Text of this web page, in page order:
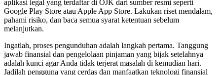
aplikasi legal yang terdaftar di OJK dari sumber resmi seperti
Google Play Store atau Apple App Store. Lakukan riset mendalam,
pahami risiko, dan baca semua syarat ketentuan sebelum
melanjutkan.
Ingatlah, proses pengunduhan adalah langkah pertama. Tanggung
jawab finansial dan pengelolaan pinjaman yang bijak setelahnya
adalah kunci agar Anda tidak terjerat masalah di kemudian hari.
Jadilah pengguna yang cerdas dan manfaatkan teknologi finansial